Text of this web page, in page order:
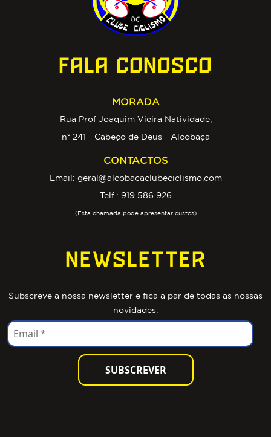
FALA CONOSCO
MORADA
Rua Prof Joaquim Vieira Natividade,
nº 241 - Cabeço de Deus - Alcobaça
CONTACTOS
Email: geral@alcobacaclubeciclismo.com
Telf.: 919 586 926
(Esta chamada pode apresentar custos)
NEWSLETTER
Subscreve a nossa newsletter e fica a par de todas as nossas
novidades.